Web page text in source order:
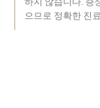
하지 않습니다. 증
으므로 정확한 진